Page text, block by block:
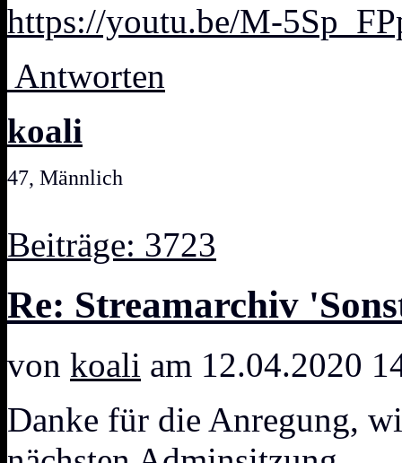
https://youtu.be/M-
Antworten
koali
47, Männlich
Beiträge: 3723
Re: Streamarchiv
von koali am 12.04.2020
Danke für die Anregung,